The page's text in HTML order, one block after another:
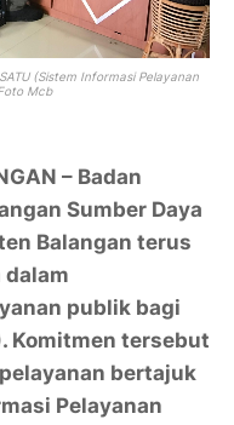
(Sistem Informasi Pelayanan
Mcb
– Badan
Sumber Daya
Balangan terus
publik bagi
Komitmen tersebut
bertajuk
Pelayanan